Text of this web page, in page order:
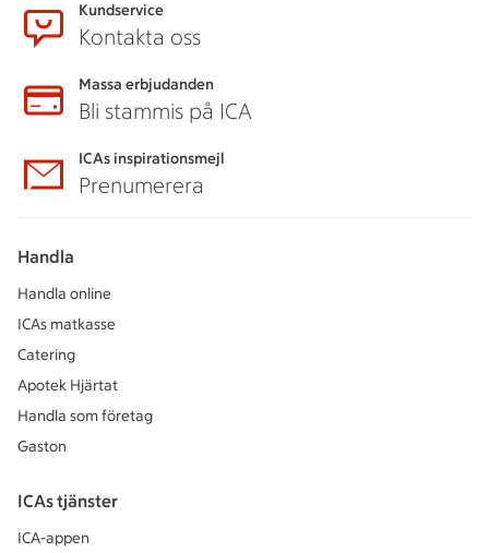
Kundservice
Kontakta oss
Massa erbjudanden
Bli stammis på ICA
ICAs inspirationsmejl
Prenumerera
Handla
Handla online
ICAs matkasse
Catering
Apotek Hjärtat
Handla som företag
Gaston
ICAs tjänster
ICA-appen